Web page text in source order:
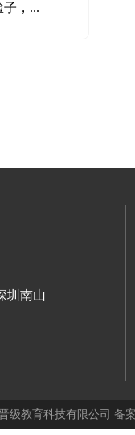
，...
圳南山
级教育科技有限公司 备